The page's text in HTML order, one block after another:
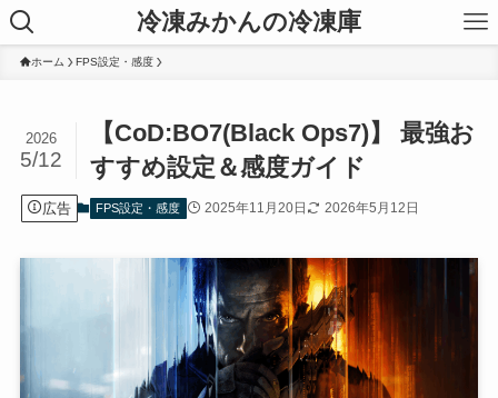
冷凍みかんの冷凍庫
ホーム FPS設定・感度
【CoD:BO7(Black Ops7)】 最強お
すすめ設定＆感度ガイド
2026
5/12
広告 FPS設定・感度 2025年11月20日 2026年5月12日